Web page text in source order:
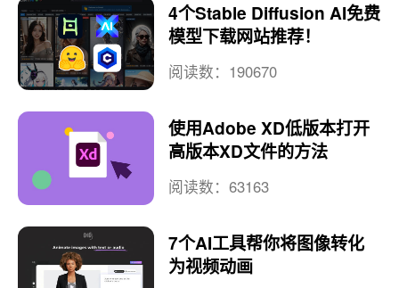
4个Stable Diffusion AI免费
模型下载网站推荐！
阅读数：190670
使用Adobe XD低版本打开
高版本XD文件的方法
阅读数：63163
7个AI工具帮你将图像转化
为视频动画